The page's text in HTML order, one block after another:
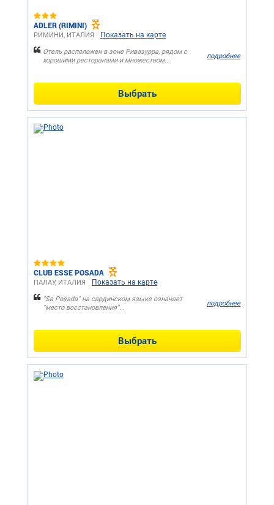
ADLER (RIMINI)
РИМИНИ, ИТАЛИЯ Показать на карте
Отель расположен в зоне Ривазурра, рядом с
хорошими ресторанами и множеством...
подробнее
Выбрать
CLUB ESSE POSADA
ПАЛАУ, ИТАЛИЯ Показать на карте
"Sa Posada" на сардинском языке означает
"место восстановления"...
подробнее
Выбрать